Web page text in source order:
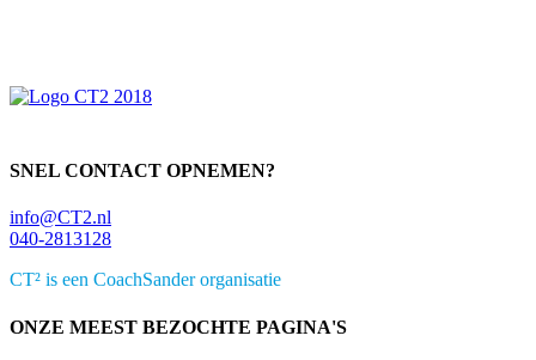
SNEL CONTACT OPNEMEN?
info@CT2.nl
040-2813128
CT² is een CoachSander organisatie
ONZE MEEST BEZOCHTE PAGINA'S